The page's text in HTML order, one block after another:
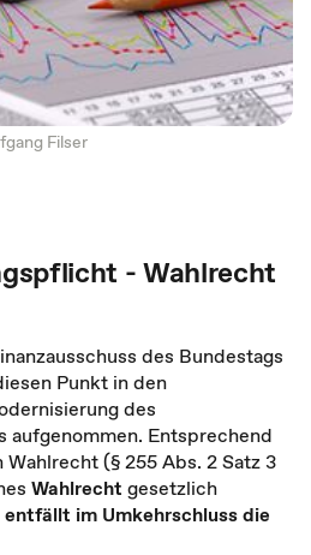
Filser
- Wahlrecht
des Bundestags
Punkt in den
des
aufgenommen. Entsprechend
(§ 255 Abs. 2 Satz 3
Wahlrecht gesetzlich
im Umkehrschluss die